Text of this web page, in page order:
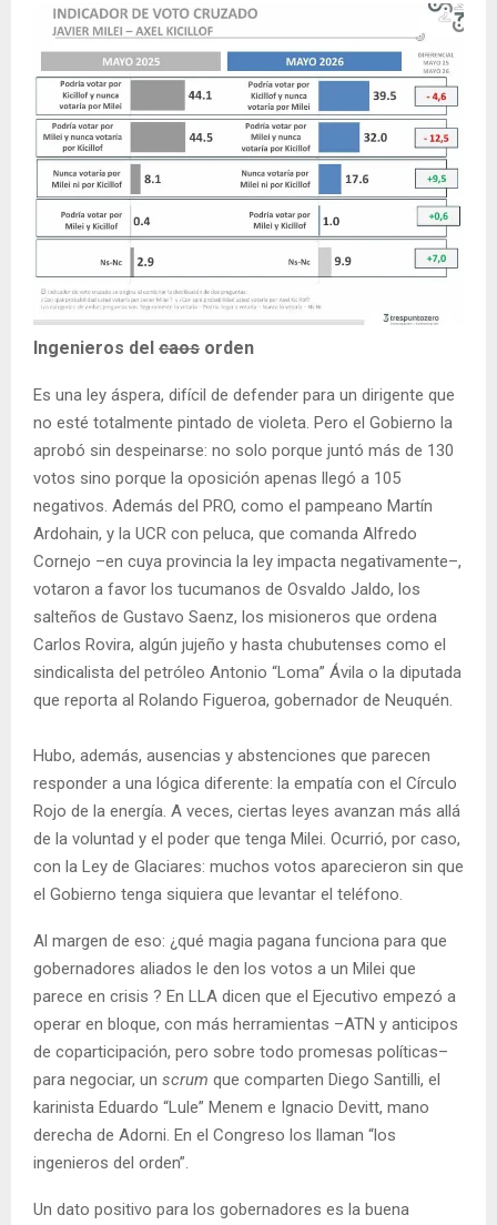
Ingenieros del caos orden
Es una ley áspera, difícil de defender para un dirigente que
no esté totalmente pintado de violeta. Pero el Gobierno la
aprobó sin despeinarse: no solo porque juntó más de 130
votos sino porque la oposición apenas llegó a 105
negativos. Además del PRO, como el pampeano Martín
Ardohain, y la UCR con peluca, que comanda Alfredo
Cornejo –en cuya provincia la ley impacta negativamente–,
votaron a favor los tucumanos de Osvaldo Jaldo, los
salteños de Gustavo Saenz, los misioneros que ordena
Carlos Rovira, algún jujeño y hasta chubutenses como el
sindicalista del petróleo Antonio “Loma” Ávila o la diputada
que reporta al Rolando Figueroa, gobernador de Neuquén.
Hubo, además, ausencias y abstenciones que parecen
responder a una lógica diferente: la empatía con el Círculo
Rojo de la energía. A veces, ciertas leyes avanzan más allá
de la voluntad y el poder que tenga Milei. Ocurrió, por caso,
con la Ley de Glaciares: muchos votos aparecieron sin que
el Gobierno tenga siquiera que levantar el teléfono.
Al margen de eso: ¿qué magia pagana funciona para que
gobernadores aliados le den los votos a un Milei que
parece en crisis ? En LLA dicen que el Ejecutivo empezó a
operar en bloque, con más herramientas –ATN y anticipos
de coparticipación, pero sobre todo promesas políticas–
para negociar, un scrum que comparten Diego Santilli, el
karinista Eduardo “Lule” Menem e Ignacio Devitt, mano
derecha de Adorni. En el Congreso los llaman “los
ingenieros del orden”.
Un dato positivo para los gobernadores es la buena